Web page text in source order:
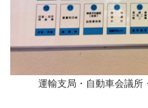
運輸支局・自動車会議所